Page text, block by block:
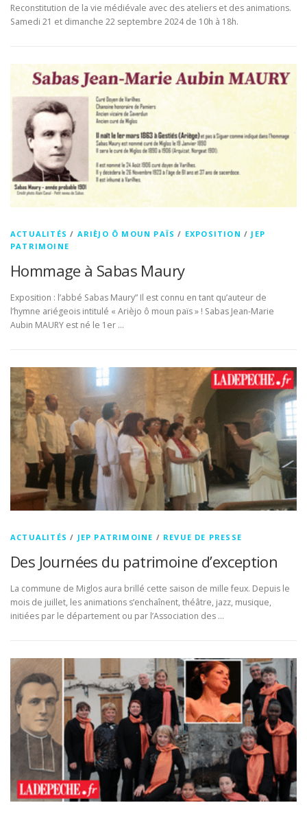
Reconstitution de la vie médiévale avec des ateliers et des animations.
Samedi 21 et dimanche 22 septembre 2024 de 10h à 18h.
ACTUALITÉS / ARIÈJO Ô MOUN PAÏS / EXPOSITION / JEP
PATRIMOINE
Hommage à Sabas Maury
Exposition : l’abbé Sabas Maury” Il est connu en tant qu’auteur de
l’hymne ariégeois intitulé « Arièjo ô moun païs » ! Sabas Jean-Marie
Aubin MAURY est né le 1er …
ACTUALITÉS / JEP PATRIMOINE / REVUE DE PRESSE
Des Journées du patrimoine d’exception
La commune de Miglos aura brillé cette saison de mille feux. Depuis le
mois de juillet, les animations s’enchaînent, théâtre, jazz, musique,
initiées par le département ou par l’Association des …